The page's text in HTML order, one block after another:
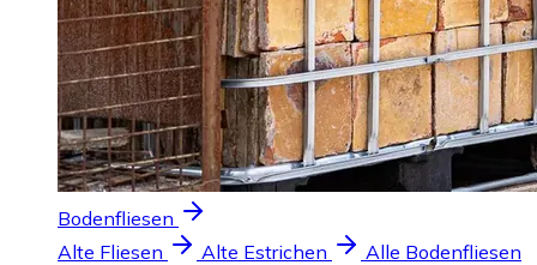
Bodenfliesen
Alte Fliesen
Alte Estrichen Alle Bodenfliesen